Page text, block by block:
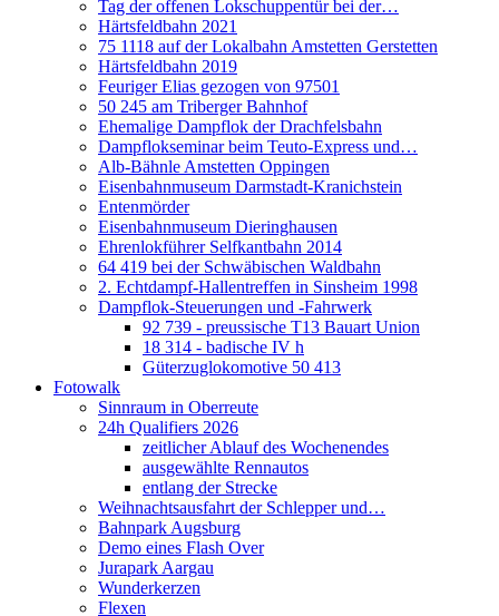
Tag der offenen Lokschuppentür bei der…
Härtsfeldbahn 2021
75 1118 auf der Lokalbahn Amstetten Gerstetten
Härtsfeldbahn 2019
Feuriger Elias gezogen von 97501
50 245 am Triberger Bahnhof
Ehemalige Dampflok der Drachfelsbahn
Dampflokseminar beim Teuto-Express und…
Alb-Bähnle Amstetten Oppingen
Eisenbahnmuseum Darmstadt-Kranichstein
Entenmörder
Eisenbahnmuseum Dieringhausen
Ehrenlokführer Selfkantbahn 2014
64 419 bei der Schwäbischen Waldbahn
2. Echtdampf-Hallentreffen in Sinsheim 1998
Dampflok-Steuerungen und -Fahrwerk
92 739 - preussische T13 Bauart Union
18 314 - badische IV h
Güterzuglokomotive 50 413
Fotowalk
Sinnraum in Oberreute
24h Qualifiers 2026
zeitlicher Ablauf des Wochenendes
ausgewählte Rennautos
entlang der Strecke
Weihnachtsausfahrt der Schlepper und…
Bahnpark Augsburg
Demo eines Flash Over
Jurapark Aargau
Wunderkerzen
Flexen